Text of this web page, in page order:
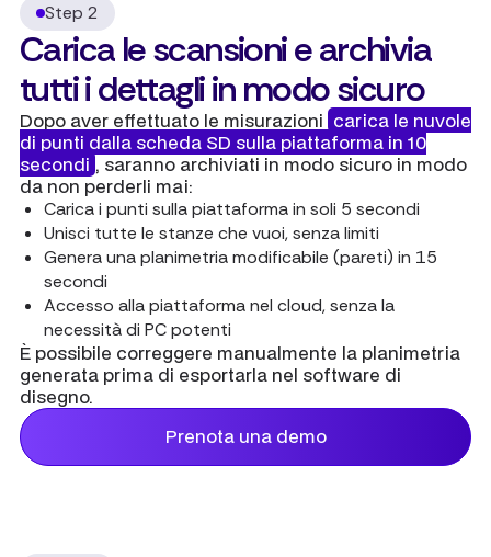
Step 2
Carica le scansioni e archivia
tutti i dettagli in modo sicuro
Dopo aver effettuato le misurazioni carica le nuvole
di punti dalla scheda SD sulla piattaforma in 10
secondi , saranno archiviati in modo sicuro in modo
da non perderli mai:
Carica i punti sulla piattaforma in soli 5 secondi
Unisci tutte le stanze che vuoi, senza limiti
Genera una planimetria modificabile (pareti) in 15
secondi
Accesso alla piattaforma nel cloud, senza la
necessità di PC potenti
È possibile correggere manualmente la planimetria
generata prima di esportarla nel software di
disegno.
Prenota una demo